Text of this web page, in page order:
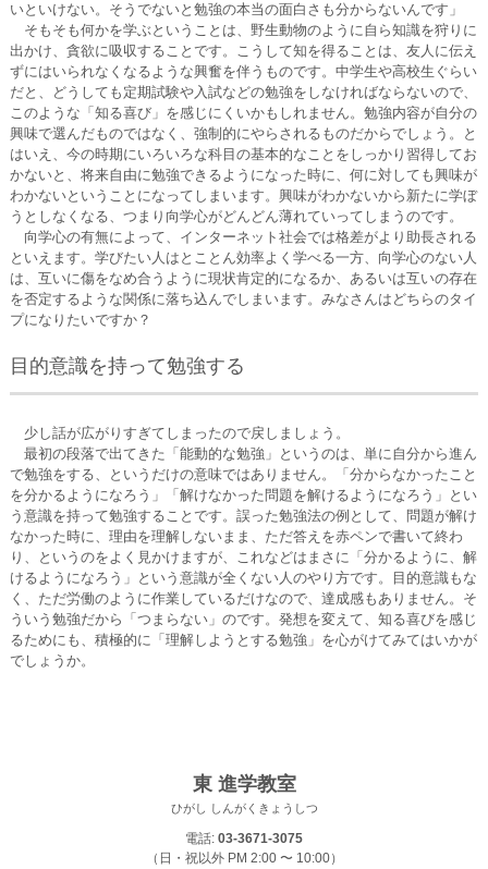
いといけない。そうでないと勉強の本当の面白さも分からないんです」
そもそも何かを学ぶということは、野生動物のように自ら知識を狩りに
出かけ、貪欲に吸収することです。こうして知を得ることは、友人に伝え
ずにはいられなくなるような興奮を伴うものです。中学生や高校生ぐらい
だと、どうしても定期試験や入試などの勉強をしなければならないので、
このような「知る喜び」を感じにくいかもしれません。勉強内容が自分の
興味で選んだものではなく、強制的にやらされるものだからでしょう。と
はいえ、今の時期にいろいろな科目の基本的なことをしっかり習得してお
かないと、将来自由に勉強できるようになった時に、何に対しても興味が
わかないということになってしまいます。興味がわかないから新たに学ぼ
うとしなくなる、つまり向学心がどんどん薄れていってしまうのです。
向学心の有無によって、インターネット社会では格差がより助長される
といえます。学びたい人はとことん効率よく学べる一方、向学心のない人
は、互いに傷をなめ合うように現状肯定的になるか、あるいは互いの存在
を否定するような関係に落ち込んでしまいます。みなさんはどちらのタイ
プになりたいですか？
目的意識を持って勉強する
少し話が広がりすぎてしまったので戻しましょう。
最初の段落で出てきた「能動的な勉強」というのは、単に自分から進ん
で勉強をする、というだけの意味ではありません。「分からなかったこと
を分かるようになろう」「解けなかった問題を解けるようになろう」とい
う意識を持って勉強することです。誤った勉強法の例として、問題が解け
なかった時に、理由を理解しないまま、ただ答えを赤ペンで書いて終わ
り、というのをよく見かけますが、これなどはまさに「分かるように、解
けるようになろう」という意識が全くない人のやり方です。目的意識もな
く、ただ労働のように作業しているだけなので、達成感もありません。そ
ういう勉強だから「つまらない」のです。発想を変えて、知る喜びを感じ
るためにも、積極的に「理解しようとする勉強」を心がけてみてはいかが
でしょうか。
東 進学教室
ひがし しんがくきょうしつ
電話: 03-3671-3075
（日・祝以外 PM 2:00 〜 10:00）